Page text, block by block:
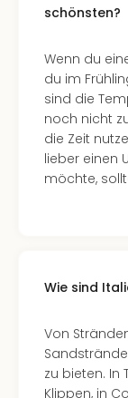
schönsten?
Wenn du
du im
sind die
noch nicht
die Zeit
lieber einen
möchte,
Wie sind
Von
zu bieten. In
Klippen, in